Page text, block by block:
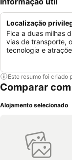
Localização
Fica a duas milhas
vias de transporte,
tecnologia e
Este resumo foi criado
Comparar
Alojamento selecionado